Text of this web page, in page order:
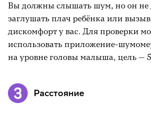
телефон подальше от
бытовые приборы (пылесос,
громко и неудобно для
использования.
Вы должны слышать шум, но он не
заглушать плач ребёнка или
дискомфорт у вас. Для проверки
использовать приложение-
на уровне головы малыша, цель —
Расстояние